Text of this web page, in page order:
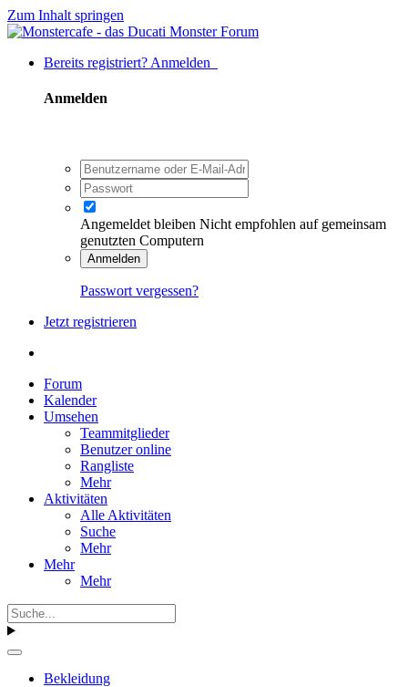
Zum Inhalt springen
Bereits registriert? Anmelden
Anmelden
Angemeldet bleiben Nicht empfohlen auf gemeinsam
genutzten Computern
Anmelden
Passwort vergessen?
Jetzt registrieren
Forum
Kalender
Umsehen
Teammitglieder
Benutzer online
Rangliste
Mehr
Aktivitäten
Alle Aktivitäten
Suche
Mehr
Mehr
Mehr
Bekleidung